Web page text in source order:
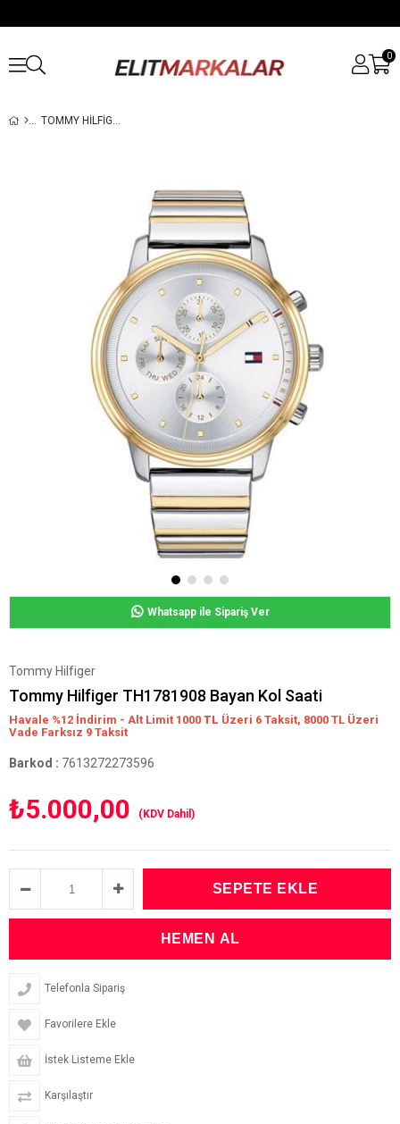
0
TOMMY HILFIGER TH1781908 BAYAN KOL SAATI
Whatsapp ile Sipariş Ver
Tommy Hilfiger
Tommy Hilfiger TH1781908 Bayan Kol Saati
Havale %12 İndirim - Alt Limit 1000 TL Üzeri 6 Taksit, 8000 TL Üzeri
Vade Farksız 9 Taksit
Barkod : 7613272273596
₺5.000,00 (KDV Dahil)
Telefonla Sipariş
Favorilere Ekle
İstek Listeme Ekle
Karşılaştır